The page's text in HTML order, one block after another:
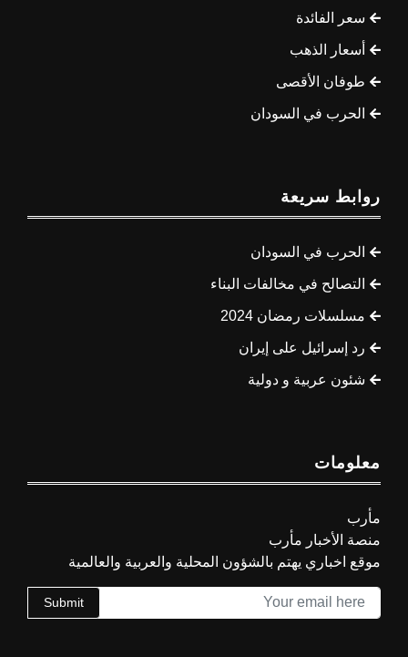
سعر الفائدة
أسعار الذهب
طوفان الأقصى
الحرب في السودان
روابط سريعة
الحرب في السودان
التصالح في مخالفات البناء
مسلسلات رمضان 2024
رد إسرائيل على إيران
شئون عربية و دولية
معلومات
مأرب
منصة الأخبار مأرب
موقع اخباري يهتم بالشؤون المحلية والعربية والعالمية
Submit